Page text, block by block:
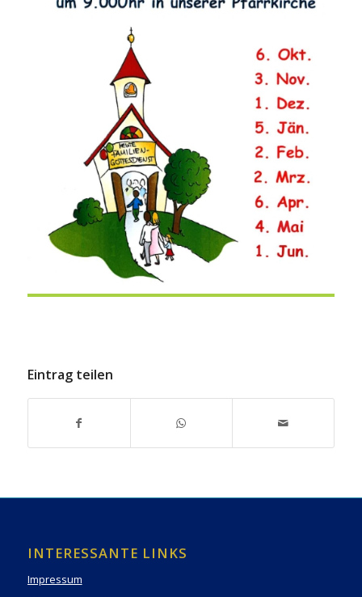
Eintrag teilen
INTERESSANTE LINKS
Impressum